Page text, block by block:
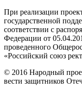
При реализации
государственной
соответствии с
Федерации от
проведенного
«Российский союз
© 2016 Народный
вести защитников